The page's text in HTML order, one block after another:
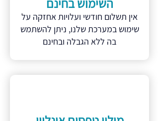
אין תשלום חודשי ועלויות אחזקה על
שימוש במערכת שלנו, ניתן להשתמש
בה ללא הגבלה ובחינם